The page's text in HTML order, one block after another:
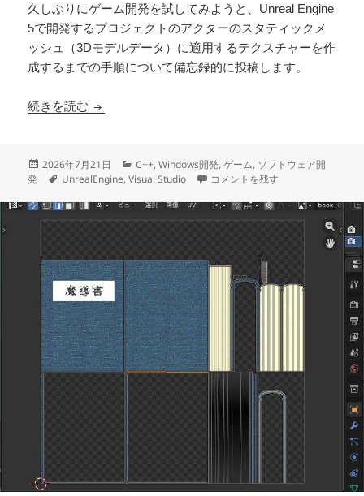
久しぶりにゲーム開発を試してみようと、Unreal Engine
5で開発するプロジェクトのアクターのスタティックメ
ッシュ（3Dモデルデータ）に適用するテクスチャーを作
成するまでの手順について備忘録的に投稿します。
続きを読む BlenderでUEで使えるマテリアルテクスチャー
投
稿
2026年7月21日
カ
テ
リ
ー
C++,Windows開発,ゲーム, ソフトウェア開
発
タ
UnrealEngine,Visual Studio BlenderでUEで使えるマテリアル
コメントを残す